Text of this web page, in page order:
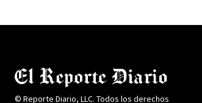
© Reporte Diario, LLC. Todos los derechos